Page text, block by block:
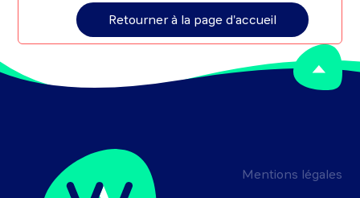
Retourner à la page d'accueil
Mentions légales